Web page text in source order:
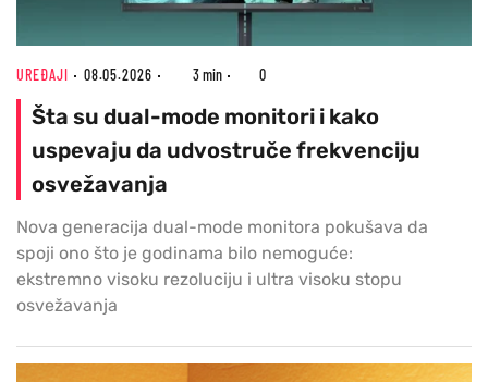
UREĐAJI 08.05.2026 3 min 0
Šta su dual-mode monitori i kako
uspevaju da udvostruče frekvenciju
osvežavanja
Nova generacija dual-mode monitora pokušava da
spoji ono što je godinama bilo nemoguće:
ekstremno visoku rezoluciju i ultra visoku stopu
osvežavanja